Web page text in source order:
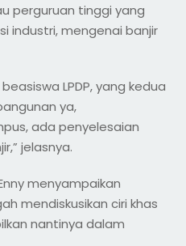
perguruan tinggi yang
industri, mengenai banjir
LPDP, yang kedua
ya,
ada penyelesaian
jelasnya.
menyampaikan
mendiskusikan ciri khas
nantinya dalam